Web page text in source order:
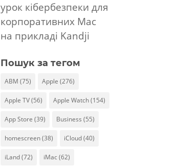
урок кібербезпеки для
корпоративних Mac
на прикладі Kandji
Пошук за тегом
ABM (75) Apple (276)
Apple TV(56) Apple Watch(154)
App Store (39) Business (55)
homescreen(38) iCloud(40)
iLand(72) iMac (62)